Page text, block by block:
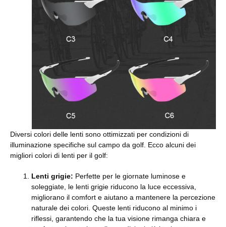
Diversi colori delle lenti sono ottimizzati per condizioni di
illuminazione specifiche sul campo da golf. Ecco alcuni dei
migliori colori di lenti per il golf:
Lenti grigie: Perfette per le giornate luminose e
soleggiate, le lenti grigie riducono la luce eccessiva,
migliorano il comfort e aiutano a mantenere la percezione
naturale dei colori. Queste lenti riducono al minimo i
riflessi, garantendo che la tua visione rimanga chiara e